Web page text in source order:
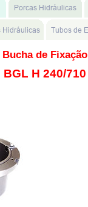
Bucha de Fixação
BGL H 240/710